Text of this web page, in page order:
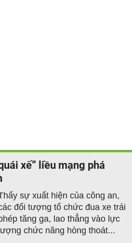
xế” liều mạng phá
sự xuất hiện của công an,
đối tượng tổ chức đua xe trái
tăng ga, lao thẳng vào lực
chức năng hòng thoát...